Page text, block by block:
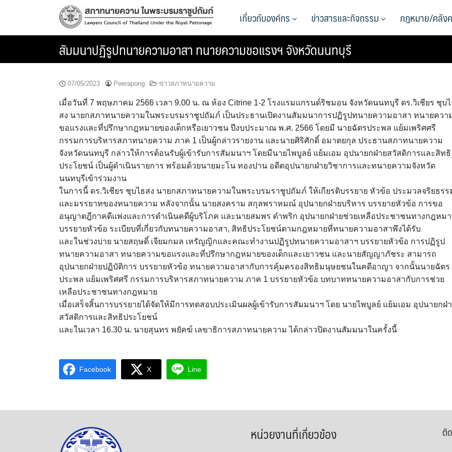
เกี่ยวกับองค์กร ข่าวสารและกิจกรรม กฎหมาย/คลัง
สัมมนาปฏิรูปทนายความอาสา ทนายความขอแรงฯ จังหวัดนนทบุรี
07/05/2023 Peerapong ข่าวสภาทนายความ
เมื่อวันที่ 7 พฤษภาคม 2566 เวลา 9.00 น. ณ ห้อง Citrine 1-2 โรงแรมแกรนด์ริชมอน จังหวัดนนทบุรี ดร.วิเชียร ชุบ
สง นายกสภาทนายความในพระบรมราชูปถัมภ์ เป็นประธานเปิดงานสัมมนาการปฏิรูปทนายความอาสา ทนายควา
ขอแรงและที่ปรึกษากฎหมายของเด็กหรือเยาวชน ปีงบประมาณ พ.ศ. 2566 โดยมี นายฉัตรประพล แย้มเพริศศรี
กรรมการบริหารสภาทนายความ ภาค 1 เป็นผู้กล่าวรายงาน และนายศิริศักดิ์ อมาตยกุล ประธานสภาทนายความ
จังหวัดนนทบุรี กล่าวให้การต้อนรับผู้เข้ารับการสัมมนาฯ โดยมีนายไพบูลย์ แย้มเอม อุปนายกฝ่ายสวัสดิการและสิทธิ
ประโยชน์ เป็นผู้ดำเนินรายการ พร้อมด้วยนายมะโน ทองปาน อดีตอุปนายกฝ่ายวิชาการและทนายความจังหวัด
นนทบุรีเข้าร่วมงาน
ในการนี้ ดร.วิเชียร ชุบไธสง นายกสภาทนายความในพระบรมราชูปถัมภ์ ให้เกียรติบรรยาย หัวข้อ ประมวลจริยธรร
และมรรยาทของทนายความ หลังจากนั้น นายสงคราม สกุลพราหมณ์ อุปนายกฝ่ายบริหาร บรรยายหัวข้อ การขอ
อนุญาตฎีกาคดีแพ่งและการดำเนินคดีผู้บริโภค และนายสมพร ดำพริก อุปนายกฝ่ายช่วยเหลือประชาชนทางกฎหมา
บรรยายหัวข้อ ระเบียบที่เกี่ยวกับทนายความอาสา, สิทธิประโยชน์ตามกฎหมายที่ทนายความอาสาพึงได้รับ
และในช่วงบ่าย นายสฤษดิ์ เจียมกมล เหรัญญิกและคณะทำงานปฏิรูปทนายความอาสาฯ บรรยายหัวข้อ การปฏิรูป
ทนายความอาสา ทนายความขอแรงและที่ปรึกษากฎหมายของเด็กและเยาวชน และนายสัญญาภัชระ สามารถ
อุปนายกฝ่ายปฏิบัติการ บรรยายหัวข้อ ทนายความอาสากับการคุ้มครองสิทธิมนุษยชนในคดีอาญา จากนั้นนายฉัตร
ประพล แย้มเพริศศรี กรรมการบริหารสภาทนายความ ภาค 1 บรรยายหัวข้อ บทบาททนายความอาสากับการช่วย
เหลือประชาชนทางกฎหมาย
เมื่อเสร็จสิ้นการบรรยายได้จัดให้มีการทดสอบประเมินผลผู้เข้ารับการสัมมนาฯ โดย นายไพบูลย์ แย้มเอม อุปนายกฝ่
สวัสดิการและสิทธิประโยชน์
และในเวลา 16.30 น. นายสุนทร พยัคฆ์ เลขาธิการสภาทนายความ ได้กล่าวปิดงานสัมมนาในครั้งนี้
Facebook X Line
หน่วยงานที่เกี่ยวข้อง ติ